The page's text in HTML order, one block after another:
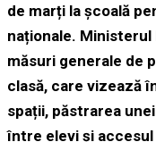
de marți la școală
naționale. Ministerul
măsuri generale de
clasă, care vizează
spații, păstrarea
între elevi și